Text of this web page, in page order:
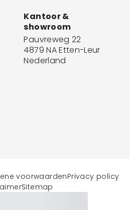
Kantoor &
showroom
Pauvreweg 22
4879 NA Etten-Leur
Nederland
voorwaardenPrivacy policy
Sitemap